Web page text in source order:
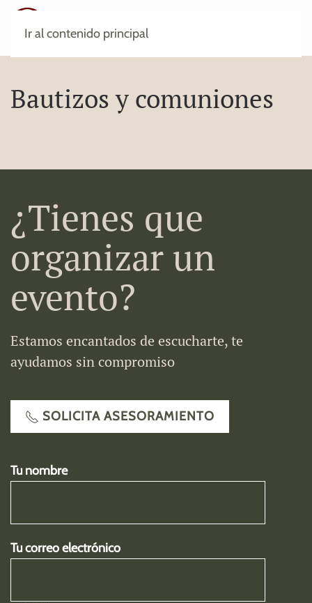
Ir al contenido principal
Bautizos y comuniones
¿Tienes que
organizar un
evento?
Estamos encantados de escucharte, te
ayudamos sin compromiso
SOLICITA ASESORAMIENTO
Tu nombre
Tu correo electrónico